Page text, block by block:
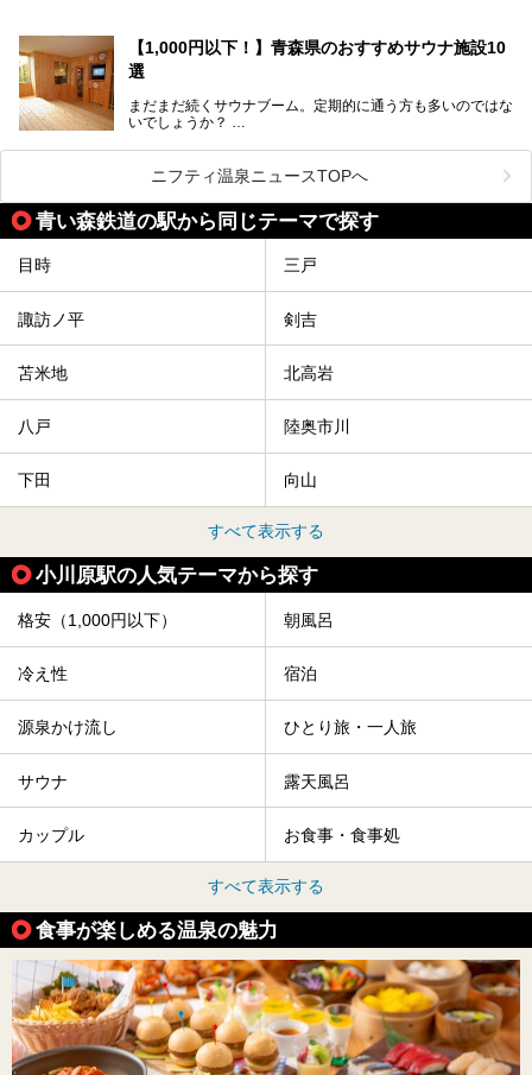
か？
【1,000円以下！】青森県のおすすめサウナ施設10
選
まだまだ続くサウナブーム。定期的に通う方も多いのではな
いでしょうか？
そこでコスパ抜群！1,000円以下でサウナを楽しめる施設を
紹介します。
格安でも充実の施設でサウナを楽しみませんか？
今回は青森県にある1,000円以下のおすすめサウナ施設を紹
ニフティ温泉ニュースTOPへ
青い森鉄道の駅から同じテーマで探す
目時 三戸
諏訪ノ平 剣吉
苫米地 北高岩
八戸 陸奥市川
下田 向山
すべて表示する
小川原駅の人気テーマから探す
格安（1,000円以下） 朝風呂
冷え性 宿泊
源泉かけ流し ひとり旅・一人旅
サウナ 露天風呂
カップル お食事・食事処
すべて表示する
食事が楽しめる温泉の魅力